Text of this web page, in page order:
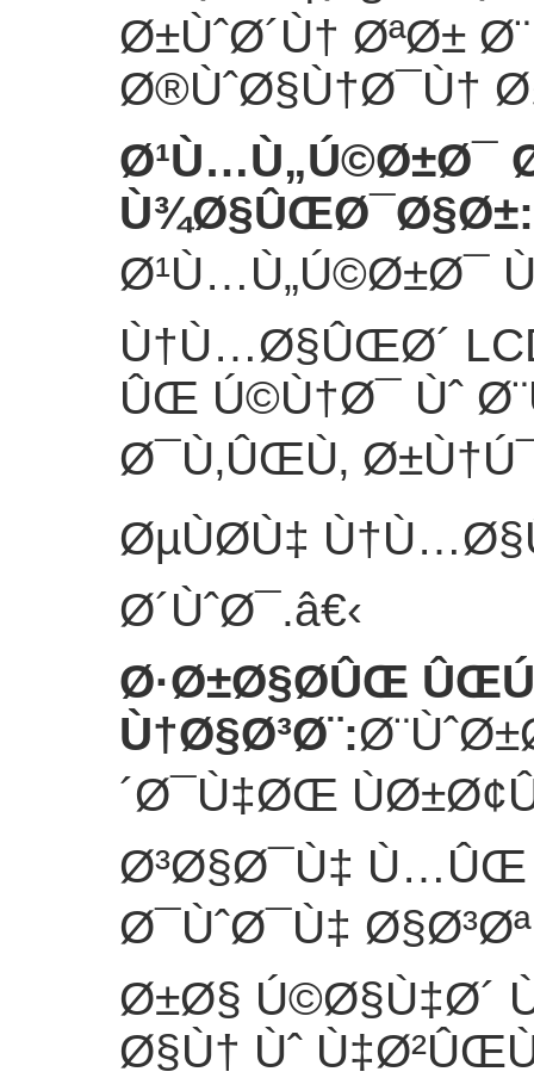
Ø±ÙˆØ´Ù† ØªØ±
Ø®ÙˆØ§Ù†Ø¯Ù†
Ø¹Ù…Ù„Ú©Ø±Ø¯
Ù¾Ø§ÛŒØ¯Ø§Ø±:
Ø¹Ù…Ù„Ú©Ø±Ø¯
Ù†Ù…Ø§ÛŒØ´
ÛŒ Ú©Ù†Ø¯ Ùˆ
Ø¯Ù‚ÛŒÙ‚
ØµÙØ­Ù‡
Ø´ÙˆØ¯.â€‹
Ø·Ø±Ø§Ø­ÛŒ
Ù†Ø§Ø³Ø¨:
´Ø¯Ù‡ØŒ
Ø³Ø§Ø¯Ù‡
Ø¯ÙˆØ¯Ù‡
Ø±Ø§ Ú©Ø§Ù‡Ø´
Ø§Ù† Ùˆ